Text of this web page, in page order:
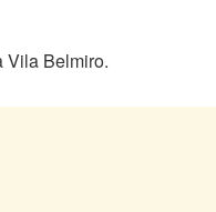
Vila Belmiro.